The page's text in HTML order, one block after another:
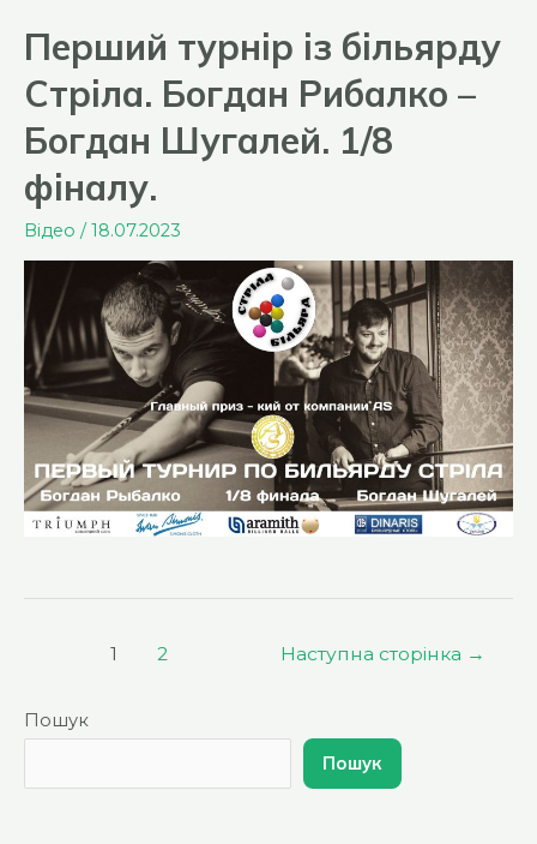
Перший турнір із більярду
Стріла. Богдан Рибалко –
Богдан Шугалей. 1/8
фіналу.
Відео /18.07.2023
1 2 Наступна сторінка →
Пошук
Пошук